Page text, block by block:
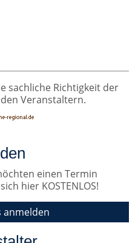
sachliche Richtigkeit der
Veranstaltern.
einen Termin
hier KOSTENLOS!
anmelden